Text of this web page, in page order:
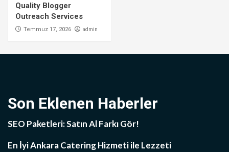
Quality Blogger
Outreach Services
Temmuz 17, 2026 admin
Son Eklenen Haberler
SEO Paketleri: Satın Al Farkı Gör!
En İyi Ankara Catering Hizmeti ile Lezzeti